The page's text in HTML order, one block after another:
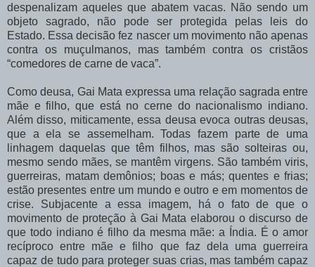
despenalizam aqueles que abatem vacas. Não sendo um
objeto sagrado, não pode ser protegida pelas leis do
Estado. Essa decisão fez nascer um movimento não apenas
contra os muçulmanos, mas também contra os cristãos
“comedores de carne de vaca”.
Como deusa, Gai Mata expressa uma relação sagrada entre
mãe e filho, que está no cerne do nacionalismo indiano.
Além disso, miticamente, essa deusa evoca outras deusas,
que a ela se assemelham. Todas fazem parte de uma
linhagem daquelas que têm filhos, mas são solteiras ou,
mesmo sendo mães, se mantêm virgens. São também viris,
guerreiras, matam demônios; boas e más; quentes e frias;
estão presentes entre um mundo e outro e em momentos de
crise. Subjacente a essa imagem, há o fato de que o
movimento de proteção à Gai Mata elaborou o discurso de
que todo indiano é filho da mesma mãe: a Índia. É o amor
recíproco entre mãe e filho que faz dela uma guerreira
capaz de tudo para proteger suas crias, mas também capaz